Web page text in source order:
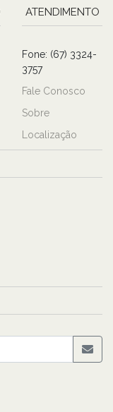
ATENDIMENTO
Fone: (67) 3324-
3757
Fale Conosco
Sobre
Localização